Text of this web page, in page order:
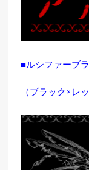
■ルシファーブ
（ブラック×レ